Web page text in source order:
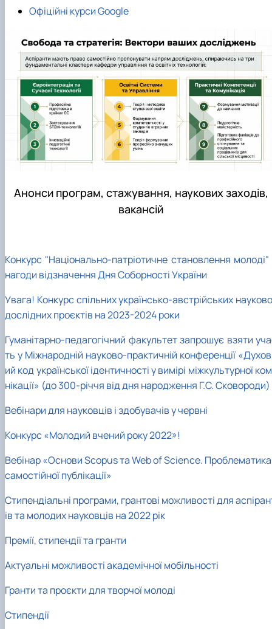
Офіційні курси Google
Анонси програм, стажування, наукових заходів,
вакансій
Конкурс "Національно-патріотичне становлення молоді"
нагоди відзначення Дня Соборності України
Увага! Конкурс спільних українсько-австрійських
дослідних проєктів на 2023-2024 роки
Гуманітарно-педагогічний факультет запрошує взяти
ть у Міжнародній науково-практичній конференції
ий код української ідентичності у вимірі міжкультурної
нікації» (до 300-річчя від дня народження Г.С. Сковороди)
Вебінари для науковців і здобувачів у червні
Конкурс «Молодий вчений року 2022»!
Вебінар «Основи Scopus та Web of Science. Проблематика
самостійної публікації»
Стипендіальні програми, грантові можливості для
ів та молодих науковців на 2022 рік
Премії, стипендії та гранти
Актуальні можливості академічної мобільності
Гранти та проєкти для творчої молоді
Стипендії